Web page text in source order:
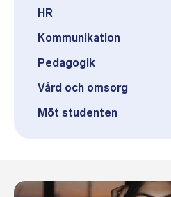
HR
Kommunikation
Pedagogik
Vård och omsorg
Möt studenten